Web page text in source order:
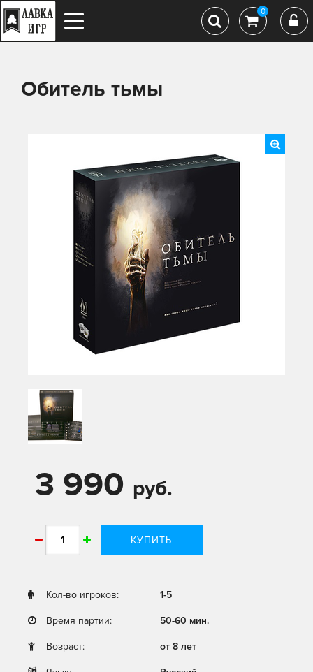
0
Обитель тьмы
3 990 руб.
КУПИТЬ
Кол-во игроков: 1-5
Время партии: 50-60 мин.
Возраст: от 8 лет